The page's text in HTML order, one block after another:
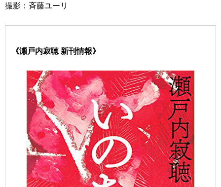
撮影：斉藤ユーリ
《瀬戸内寂聴 新刊情報》